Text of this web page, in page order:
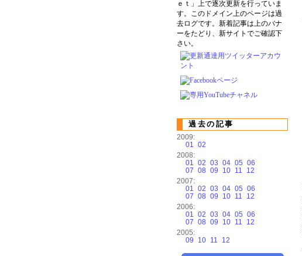
ｅｔ」上で逐次更新を行っていま
す。このドメイン上のページは過
去ログです。新着記事は上のバナ
ーをたどり、新サイトでご確認下
さい。
過去の記事
2009:
01 02
2008:
01 02 03 04 05 06
07 08 09 10 11
12
2007:
01 02 03 04 05 06
07 08 09 10 11
12
2006:
01 02 03 04 05 06
07 08 09 10 11
12
2005:
09
10 11 12